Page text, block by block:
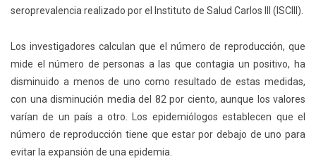
seroprevalencia realizado por el Instituto de Salud Carlos III (ISCIII).
Los investigadores calculan que el número de reproducción, que
mide el número de personas a las que contagia un positivo, ha
disminuido a menos de uno como resultado de estas medidas,
con una disminución media del 82 por ciento, aunque los valores
varían de un país a otro. Los epidemiólogos establecen que el
número de reproducción tiene que estar por debajo de uno para
evitar la expansión de una epidemia.